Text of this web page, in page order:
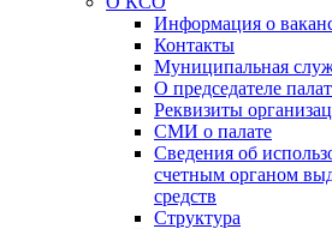
Информация о
Контакты
Муниципальная
О председателе
Реквизиты
СМИ о палате
Сведения об
счетным органом
средств
Структура